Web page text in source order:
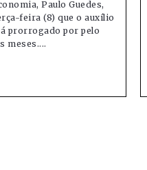
Paulo Guedes,
feira (8) que o auxílio
prorrogado por pelo
meses....